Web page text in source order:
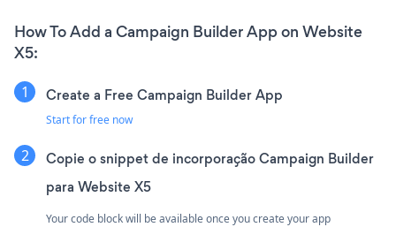
How To Add a Campaign Builder App on Website
X5:
Create a Free Campaign Builder App
Start for free now
Copie o snippet de incorporação Campaign Builder
para Website X5
Your code block will be available once you create your app